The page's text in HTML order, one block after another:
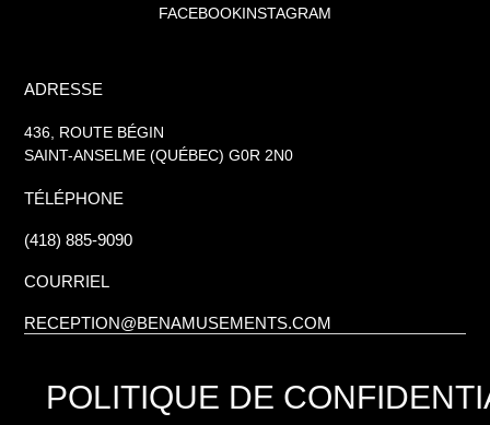
FACEBOOKINSTAGRAM
ADRESSE
436, ROUTE BÉGIN
SAINT-ANSELME (QUÉBEC) G0R 2N0
TÉLÉPHONE
(418) 885-9090
COURRIEL
RECEPTION@BENAMUSEMENTS.COM
POLITIQUE DE